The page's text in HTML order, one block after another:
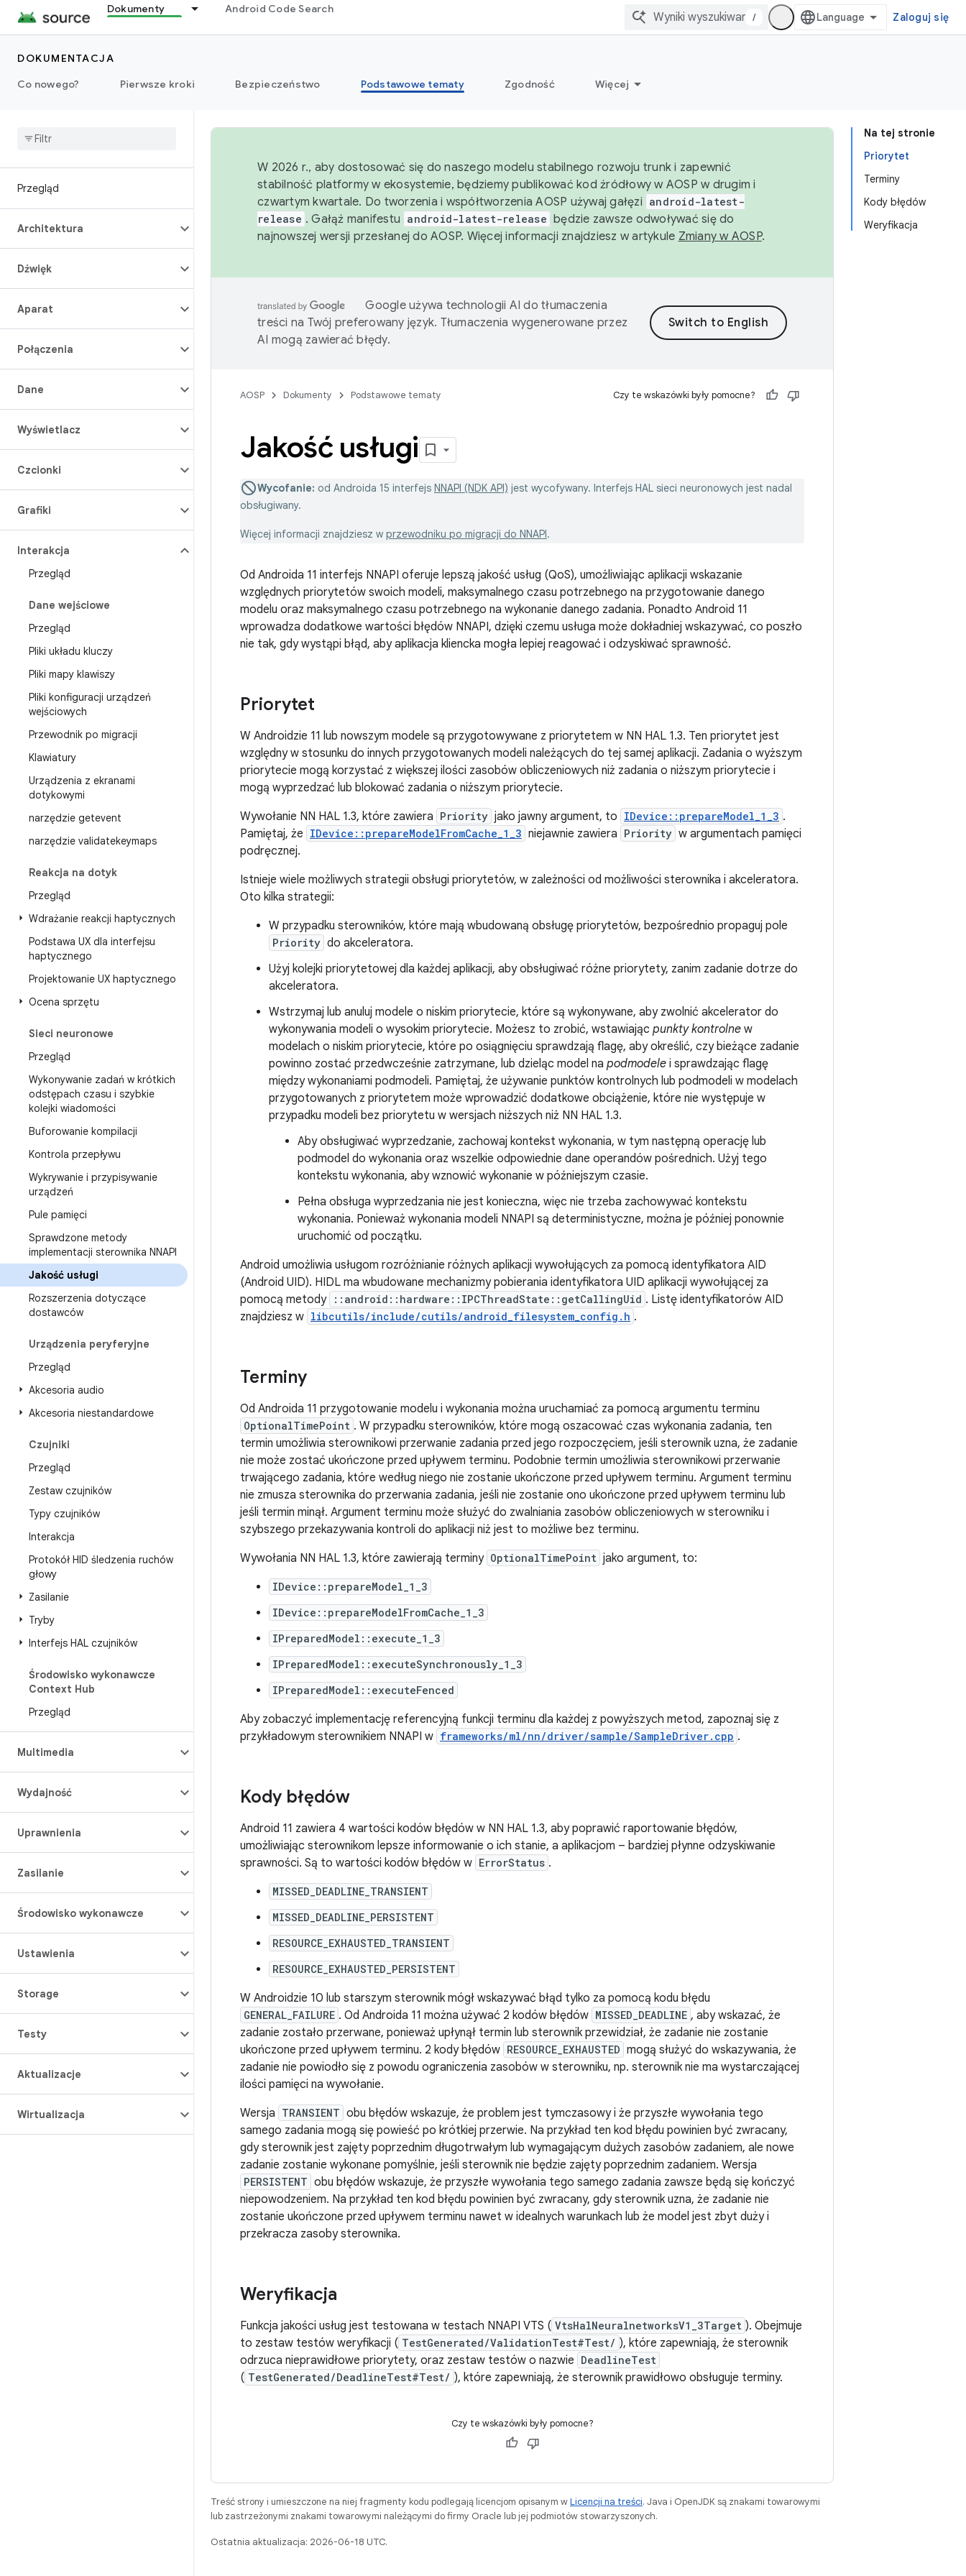
Dokumenty Android Code Search
/ Zaloguj się
DOKUMENTACJA
Co nowego?
Pierwsze kroki Bezpieczeństwo Podstawowe tematy Zgodność Więcej
Przegląd
Architektura
Dźwięk
Aparat
Połączenia
Dane
Wyświetlacz
Czcionki
Grafiki
Interakcja
Przegląd
Dane wejściowe
Przegląd
Pliki układu kluczy
Pliki mapy klawiszy
Pliki konfiguracji urządzeń
wejściowych
Przewodnik po migracji
Klawiatury
Urządzenia z ekranami
dotykowymi
narzędzie getevent
narzędzie validatekeymaps
Reakcja na dotyk
Przegląd
Wdrażanie reakcji haptycznych
Podstawa UX dla interfejsu
haptycznego
Projektowanie UX haptycznego
Ocena sprzętu
Sieci neuronowe
Przegląd
Wykonywanie zadań w krótkich
odstępach czasu i szybkie
kolejki wiadomości
Buforowanie kompilacji
Kontrola przepływu
Wykrywanie i przypisywanie
urządzeń
Pule pamięci
Sprawdzone metody
implementacji sterownika NNAPI
Jakość usługi
Rozszerzenia dotyczące
dostawców
Urządzenia peryferyjne
Przegląd
Akcesoria audio
Akcesoria niestandardowe
Czujniki
Przegląd
Zestaw czujników
Typy czujników
Interakcja
Protokół HID śledzenia ruchów
głowy
Zasilanie
Tryby
Interfejs HAL czujników
Środowisko wykonawcze
Context Hub
Przegląd
Multimedia
Wydajność
Uprawnienia
Zasilanie
Środowisko wykonawcze
Ustawienia
Storage
Testy
Aktualizacje
Wirtualizacja
Na tej stronie
Priorytet
Terminy
Kody błędów
Weryfikacja
W 2026 r., aby dostosować się do naszego modelu stabilnego rozwoju trunk i zapewnić
stabilność platformy w ekosystemie, będziemy publikować kod źródłowy w AOSP w drugim i
czwartym kwartale. Do tworzenia i współtworzenia AOSP używaj gałęzi android-latest-
release . Gałąź manifestu android-latest-release będzie zawsze odwoływać się do
najnowszej wersji przesłanej do AOSP. Więcej informacji znajdziesz w artykule Zmiany w AOSP.
Google używa technologii AI do tłumaczenia
treści na Twój preferowany język. Tłumaczenia wygenerowane przez
AI mogą zawierać błędy.
AOSP Dokumenty Podstawowe tematy Czy te wskazówki były pomocne?
Jakość usługi
Wycofanie: od Androida 15 interfejs NNAPI (NDK API) jest wycofywany. Interfejs HAL sieci neuronowych jest nadal
obsługiwany.
Więcej informacji znajdziesz w przewodniku po migracji do NNAPI.
Od Androida 11 interfejs NNAPI oferuje lepszą jakość usług (QoS), umożliwiając aplikacji wskazanie
względnych priorytetów swoich modeli, maksymalnego czasu potrzebnego na przygotowanie danego
modelu oraz maksymalnego czasu potrzebnego na wykonanie danego zadania. Ponadto Android 11
wprowadza dodatkowe wartości błędów NNAPI, dzięki czemu usługa może dokładniej wskazywać, co poszło
nie tak, gdy wystąpi błąd, aby aplikacja kliencka mogła lepiej reagować i odzyskiwać sprawność.
Priorytet
W Androidzie 11 lub nowszym modele są przygotowywane z priorytetem w NN HAL 1.3. Ten priorytet jest
względny w stosunku do innych przygotowanych modeli należących do tej samej aplikacji. Zadania o wyższym
priorytecie mogą korzystać z większej ilości zasobów obliczeniowych niż zadania o niższym priorytecie i
mogą wyprzedzać lub blokować zadania o niższym priorytecie.
Wywołanie NN HAL 1.3, które zawiera Priority jako jawny argument, to IDevice::prepareModel_1_3 .
Pamiętaj, że IDevice::prepareModelFromCache_1_3 niejawnie zawiera Priority w argumentach pamięci
podręcznej.
Istnieje wiele możliwych strategii obsługi priorytetów, w zależności od możliwości sterownika i akceleratora.
Oto kilka strategii:
W przypadku sterowników, które mają wbudowaną obsługę priorytetów, bezpośrednio propaguj pole
Priority do akceleratora.
Użyj kolejki priorytetowej dla każdej aplikacji, aby obsługiwać różne priorytety, zanim zadanie dotrze do
akceleratora.
Wstrzymaj lub anuluj modele o niskim priorytecie, które są wykonywane, aby zwolnić akcelerator do
wykonywania modeli o wysokim priorytecie. Możesz to zrobić, wstawiając punkty kontrolne w
modelach o niskim priorytecie, które po osiągnięciu sprawdzają flagę, aby określić, czy bieżące zadanie
powinno zostać przedwcześnie zatrzymane, lub dzieląc model na podmodele i sprawdzając flagę
między wykonaniami podmodeli. Pamiętaj, że używanie punktów kontrolnych lub podmodeli w modelach
przygotowanych z priorytetem może wprowadzić dodatkowe obciążenie, które nie występuje w
przypadku modeli bez priorytetu w wersjach niższych niż NN HAL 1.3.
Aby obsługiwać wyprzedzanie, zachowaj kontekst wykonania, w tym następną operację lub
podmodel do wykonania oraz wszelkie odpowiednie dane operandów pośrednich. Użyj tego
kontekstu wykonania, aby wznowić wykonanie w późniejszym czasie.
Pełna obsługa wyprzedzania nie jest konieczna, więc nie trzeba zachowywać kontekstu
wykonania. Ponieważ wykonania modeli NNAPI są deterministyczne, można je później ponownie
uruchomić od początku.
Android umożliwia usługom rozróżnianie różnych aplikacji wywołujących za pomocą identyfikatora AID
(Android UID). HIDL ma wbudowane mechanizmy pobierania identyfikatora UID aplikacji wywołującej za
pomocą metody ::android::hardware::IPCThreadState::getCallingUid . Listę identyfikatorów AID
znajdziesz w libcutils/include/cutils/android_filesystem_config.h .
Terminy
Od Androida 11 przygotowanie modelu i wykonania można uruchamiać za pomocą argumentu terminu
OptionalTimePoint . W przypadku sterowników, które mogą oszacować czas wykonania zadania, ten
termin umożliwia sterownikowi przerwanie zadania przed jego rozpoczęciem, jeśli sterownik uzna, że zadanie
nie może zostać ukończone przed upływem terminu. Podobnie termin umożliwia sterownikowi przerwanie
trwającego zadania, które według niego nie zostanie ukończone przed upływem terminu. Argument terminu
nie zmusza sterownika do przerwania zadania, jeśli nie zostanie ono ukończone przed upływem terminu lub
jeśli termin minął. Argument terminu może służyć do zwalniania zasobów obliczeniowych w sterowniku i
szybszego przekazywania kontroli do aplikacji niż jest to możliwe bez terminu.
Wywołania NN HAL 1.3, które zawierają terminy OptionalTimePoint jako argument, to:
IDevice::prepareModel_1_3
IDevice::prepareModelFromCache_1_3
IPreparedModel::execute_1_3
IPreparedModel::executeSynchronously_1_3
IPreparedModel::executeFenced
Aby zobaczyć implementację referencyjną funkcji terminu dla każdej z powyższych metod, zapoznaj się z
przykładowym sterownikiem NNAPI w frameworks/ml/nn/driver/sample/SampleDriver.cpp .
Kody błędów
Android 11 zawiera 4 wartości kodów błędów w NN HAL 1.3, aby poprawić raportowanie błędów,
umożliwiając sterownikom lepsze informowanie o ich stanie, a aplikacjom – bardziej płynne odzyskiwanie
sprawności. Są to wartości kodów błędów w ErrorStatus .
MISSED_DEADLINE_TRANSIENT
MISSED_DEADLINE_PERSISTENT
RESOURCE_EXHAUSTED_TRANSIENT
RESOURCE_EXHAUSTED_PERSISTENT
W Androidzie 10 lub starszym sterownik mógł wskazywać błąd tylko za pomocą kodu błędu
GENERAL_FAILURE . Od Androida 11 można używać 2 kodów błędów MISSED_DEADLINE , aby wskazać, że
zadanie zostało przerwane, ponieważ upłynął termin lub sterownik przewidział, że zadanie nie zostanie
ukończone przed upływem terminu. 2 kody błędów RESOURCE_EXHAUSTED mogą służyć do wskazywania, że
zadanie nie powiodło się z powodu ograniczenia zasobów w sterowniku, np. sterownik nie ma wystarczającej
ilości pamięci na wywołanie.
Wersja TRANSIENT obu błędów wskazuje, że problem jest tymczasowy i że przyszłe wywołania tego
samego zadania mogą się powieść po krótkiej przerwie. Na przykład ten kod błędu powinien być zwracany,
gdy sterownik jest zajęty poprzednim długotrwałym lub wymagającym dużych zasobów zadaniem, ale nowe
zadanie zostanie wykonane pomyślnie, jeśli sterownik nie będzie zajęty poprzednim zadaniem. Wersja
PERSISTENT obu błędów wskazuje, że przyszłe wywołania tego samego zadania zawsze będą się kończyć
niepowodzeniem. Na przykład ten kod błędu powinien być zwracany, gdy sterownik uzna, że zadanie nie
zostanie ukończone przed upływem terminu nawet w idealnych warunkach lub że model jest zbyt duży i
przekracza zasoby sterownika.
Weryfikacja
Funkcja jakości usług jest testowana w testach NNAPI VTS ( VtsHalNeuralnetworksV1_3Target ). Obejmuje
to zestaw testów weryfikacji ( TestGenerated/ValidationTest#Test/ ), które zapewniają, że sterownik
odrzuca nieprawidłowe priorytety, oraz zestaw testów o nazwie DeadlineTest
( TestGenerated/DeadlineTest#Test/ ), które zapewniają, że sterownik prawidłowo obsługuje terminy.
Czy te wskazówki były pomocne?
Treść strony i umieszczone na niej fragmenty kodu podlegają licencjom opisanym wLicencji na treści. Java i OpenJDK są znakami towarowymi
lub zastrzeżonymi znakami towarowymi należącymi do firmy Oracle lub jej podmiotów stowarzyszonych.
Ostatnia aktualizacja: 2026-06-18 UTC.